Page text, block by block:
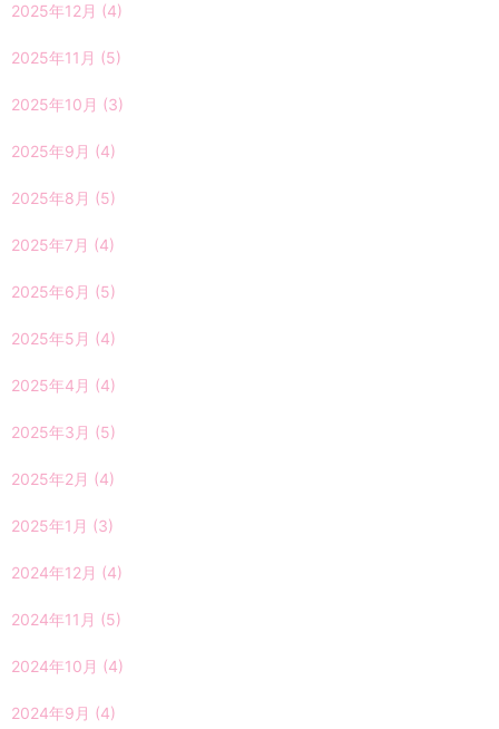
2025年12月 (4)
2025年11月 (5)
2025年10月 (3)
2025年9月 (4)
2025年8月 (5)
2025年7月 (4)
2025年6月 (5)
2025年5月 (4)
2025年4月 (4)
2025年3月 (5)
2025年2月 (4)
2025年1月 (3)
2024年12月 (4)
2024年11月 (5)
2024年10月 (4)
2024年9月 (4)